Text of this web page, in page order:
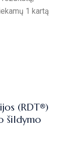
1 kartą
(RDT®)
šildymo